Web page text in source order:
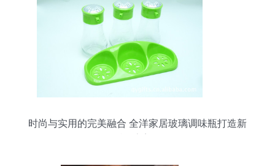
时尚与实用的完美融合 全洋家居玻璃调味瓶打造新